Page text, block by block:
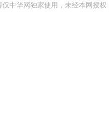
仅中华网独家使用，未经本网授